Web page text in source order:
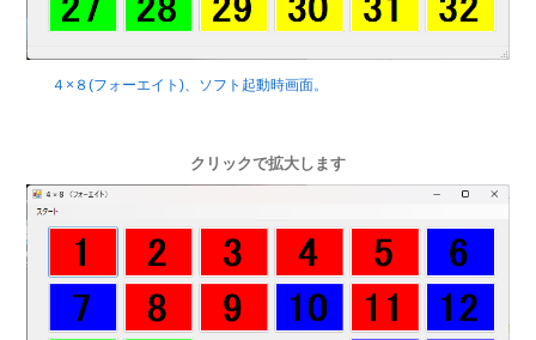
４×８(フォーエイト)、ソフト起動時画面。
クリックで拡大します